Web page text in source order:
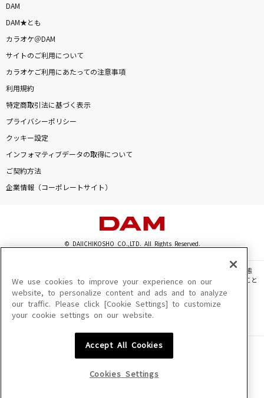
[生音]RAIN
SEKAI NO OWARI(世界の終わり)
アメフラシの歌～Beautiful Rain～
[生音]LIFE～目の前の向こうへ～
SUPER EIGHT
After The Thrill Is Gone [アフター・ザ・スリ
ル・イズ・ゴーン]
Eagles
夜の踊り子
サカナクション
もっと見る
DAMの新曲・ランキングなど
DAM
DAM★とも
カラオケ＠DAM
サイトのご利用について
カラオケご利用にあたっての注意事項
利用規約
特定商取引法に基づく表示
プライバシーポリシー
クッキー設定
インフォマティブデータの取得について
ご契約方法
企業情報（コーポレートサイト）
© DAIICHIKOSHO CO.,LTD. All Rights Reserved.
このサイトに掲載されている一切の文章・画像・写真・動画・音声等を、手段や形態
を問わず、著作権法の定める範囲を超えて無断で複製、転載、ファイル化などすること
を禁じます。
楽曲及びコンテンツは、機種によりご利用いただけない場合があります。
楽曲及びコンテンツの配信日、配信内容が変更になる場合があります。
We use cookies to improve your experience on our
website, to personalize content and ads and to analyze
our traffic. Please click [Cookie Settings] to customize
your cookie settings on our website.
Accept All Cookies
Cookies Settings